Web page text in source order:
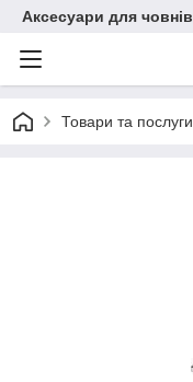
Аксесуари для човнів
Товари та послуги